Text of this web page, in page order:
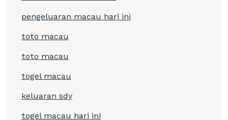
pengeluaran macau hari ini
toto macau
toto macau
togel macau
keluaran sdy
togel macau hari ini